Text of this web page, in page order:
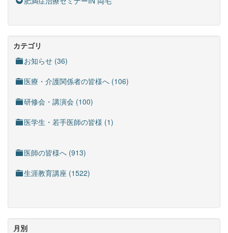
カテゴリ
お知らせ (36)
医療・介護関係者の皆様へ (106)
研修会・講演会 (100)
医学生・若手医師の皆様 (1)
医師の皆様へ (913)
生涯教育講座 (1522)
月別